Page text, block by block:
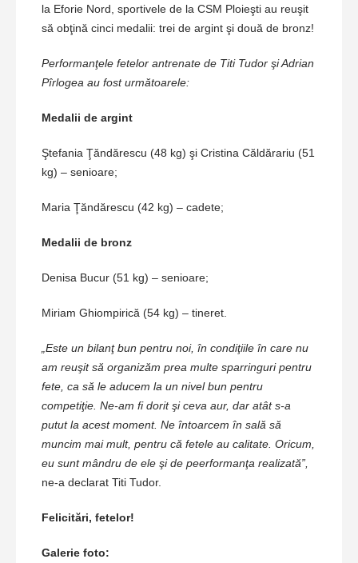
la Eforie Nord, sportivele de la CSM Ploieşti au reuşit
să obţină cinci medalii: trei de argint şi două de bronz!
Performanţele fetelor antrenate de Titi Tudor şi Adrian
Pîrlogea au fost următoarele:
Medalii de argint
Ştefania Ţăndărescu (48 kg) şi Cristina Căldărariu (51
kg) – senioare;
Maria Ţăndărescu (42 kg) – cadete;
Medalii de bronz
Denisa Bucur (51 kg) – senioare;
Miriam Ghiompirică (54 kg) – tineret.
„Este un bilanţ bun pentru noi, în condiţiile în care nu
am reuşit să organizăm prea multe sparringuri pentru
fete, ca să le aducem la un nivel bun pentru
competiţie. Ne-am fi dorit şi ceva aur, dar atât s-a
putut la acest moment. Ne întoarcem în sală să
muncim mai mult, pentru că fetele au calitate. Oricum,
eu sunt mândru de ele şi de peerformanţa realizată”,
ne-a declarat Titi Tudor.
Felicitări, fetelor!
Galerie foto: